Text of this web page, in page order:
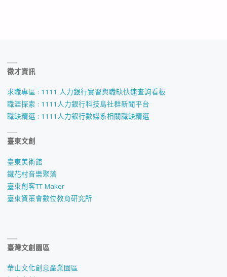
徵才資訊
求職專區 : 1111 人力銀行實習與職缺快速查詢看板
職涯探索 : 1111人力銀行科技島社群新聞平台
職缺精選 : 1111人力銀行數媒系相關職缺精選
臺東文創
臺東美術館
鐵花村音樂聚落
臺東創客TT Maker
臺東資策會數位教育研究所
臺灣文創園區
華山文化創意產業園區